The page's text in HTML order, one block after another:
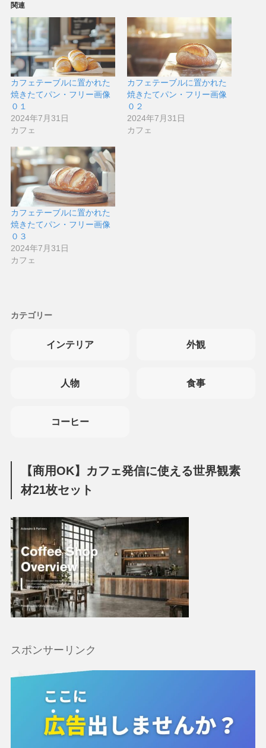
関連
カフェテーブルに置かれた
焼きたてパン・フリー画像
０１
2024年7月31日
カフェ
カフェテーブルに置かれた
焼きたてパン・フリー画像
０２
2024年7月31日
カフェ
カフェテーブルに置かれた
焼きたてパン・フリー画像
０３
2024年7月31日
カフェ
カテゴリー
インテリア 外観
人物 食事
コーヒー
【商用OK】カフェ発信に使える世界観素
材21枚セット
スポンサーリンク